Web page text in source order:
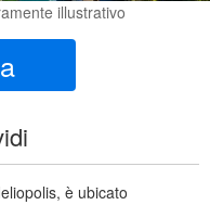
illustrativo
è ubicato